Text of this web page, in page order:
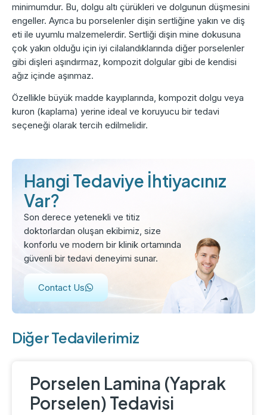
Diğer Tedavilerimiz
Porselen Lamina (Yaprak
Porselen) Tedavisi
minimumdur. Bu, dolgu altı çürükleri ve dolgunun düşmesini
engeller. Ayrıca bu porselenler dişin sertliğine yakın ve diş
eti ile uyumlu malzemelerdir. Sertliği dişin mine dokusuna
çok yakın olduğu için iyi cilalandıklarında diğer porselenler
gibi dişleri aşındırmaz, kompozit dolgular gibi de kendisi
ağız içinde aşınmaz.
Özellikle büyük madde kayıplarında, kompozit dolgu veya
kuron (kaplama) yerine ideal ve koruyucu bir tedavi
seçeneği olarak tercih edilmelidir.
Hangi Tedaviye İhtiyacınız
Var?
Son derece yetenekli ve titiz
doktorlardan oluşan ekibimiz, size
konforlu ve modern bir klinik ortamında
güvenli bir tedavi deneyimi sunar.
Contact Us